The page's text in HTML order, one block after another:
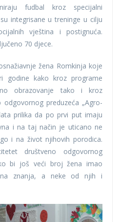
fudbal kroz specijalni
integrisane u treninge u cilju
vještina i postignuća.
70 djece.
žena Romkinja koje
godine kako kroz programe
obrazovanje tako i kroz
preduzeća „Agro-
prilika da po prvi put imaju
i na taj način je uticano ne
i na život njihovih porodica.
društveno odgovornog
bi još veći broj žena imao
znanja, a neke od njih i